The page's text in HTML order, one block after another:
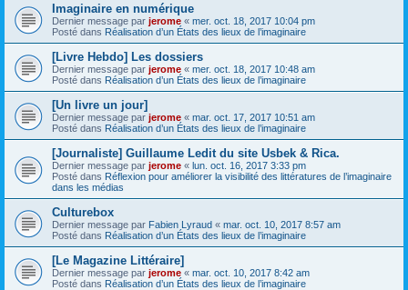
Imaginaire en numérique
Dernier message par jerome « mer. oct. 18, 2017 10:04 pm
Posté dans Réalisation d’un États des lieux de l’imaginaire
[Livre Hebdo] Les dossiers
Dernier message par jerome « mer. oct. 18, 2017 10:48 am
Posté dans Réalisation d’un États des lieux de l’imaginaire
[Un livre un jour]
Dernier message par jerome « mar. oct. 17, 2017 10:51 am
Posté dans Réalisation d’un États des lieux de l’imaginaire
[Journaliste] Guillaume Ledit du site Usbek & Rica.
Dernier message par jerome « lun. oct. 16, 2017 3:33 pm
Posté dans Réflexion pour améliorer la visibilité des littératures de l’imaginaire
dans les médias
Culturebox
Dernier message par Fabien Lyraud « mar. oct. 10, 2017 8:57 am
Posté dans Réalisation d’un États des lieux de l’imaginaire
[Le Magazine Littéraire]
Dernier message par jerome « mar. oct. 10, 2017 8:42 am
Posté dans Réalisation d’un États des lieux de l’imaginaire